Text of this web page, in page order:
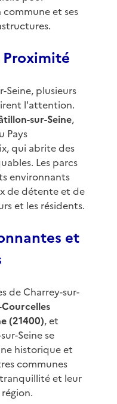
et ses
Seine, plusieurs
l'attention.
sur-Seine,
Pays
qui abrite des
Les parcs
environnants
de détente et de
et les résidents.
et
de Charrey-sur-
(21400), et
Seine se
historique et
communes
et leur